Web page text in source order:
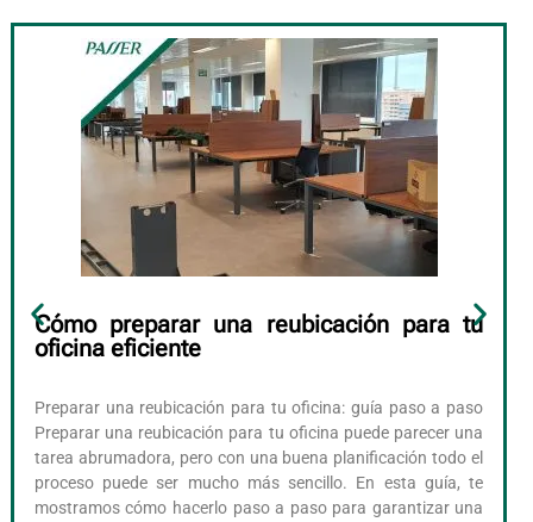
Cómo preparar una reubicación para tu
oficina eficiente
Preparar una reubicación para tu oficina: guía paso a paso
Preparar una reubicación para tu oficina puede parecer una
tarea abrumadora, pero con una buena planificación todo el
proceso puede ser mucho más sencillo. En esta guía, te
mostramos cómo hacerlo paso a paso para garantizar una